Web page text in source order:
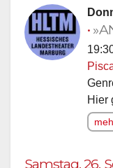
•
Hier
Samstag, 26.